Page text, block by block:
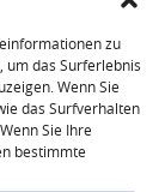
zu
um das Surferlebnis
Wenn Sie
das Surfverhalten
Sie Ihre
bestimmte